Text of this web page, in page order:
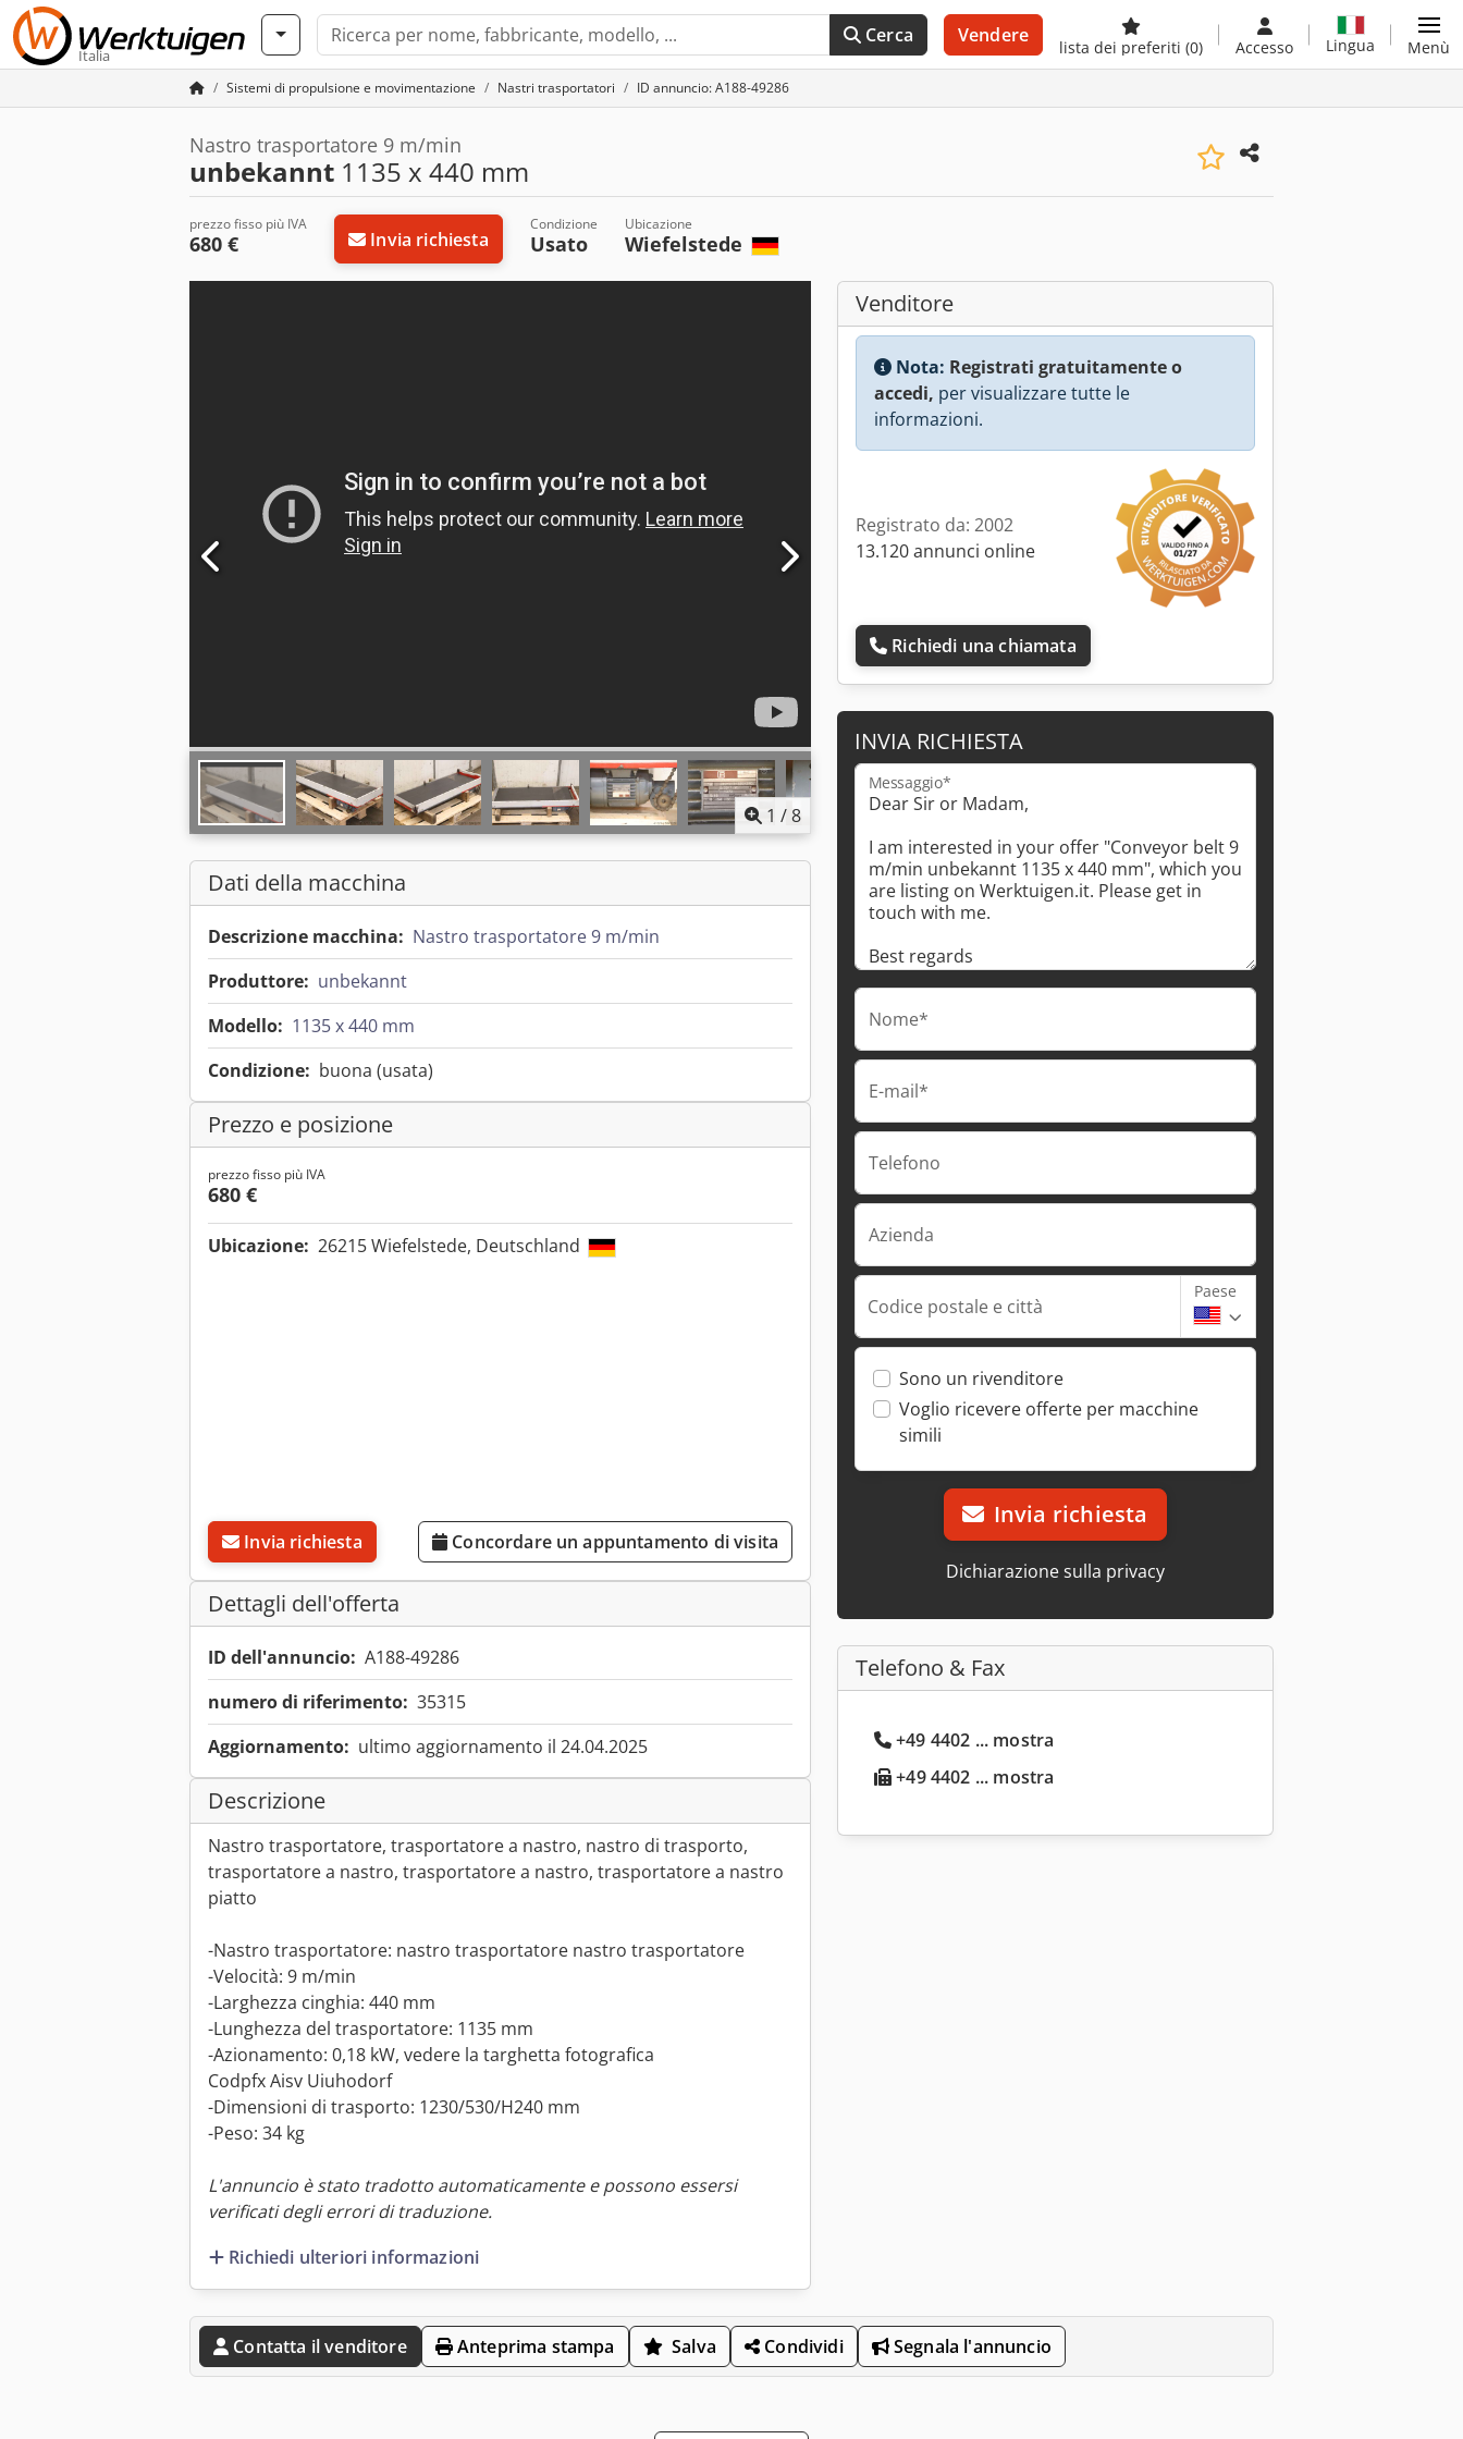
Italia
Cerca Vendere
lista dei preferiti (0) Accesso Lingua Menù
Sistemi di propulsione e movimentazione Nastri trasportatori ID annuncio: A188-49286
Nastro trasportatore 9 m/min
unbekannt 1135 x 440 mm
prezzo fisso più IVA
680 € Invia richiesta
Condizione
Usato
Ubicazione
Wiefelstede
1 /8
Dati della macchina
Descrizione macchina: Nastro trasportatore 9 m/min
Produttore: unbekannt
Modello: 1135 x 440 mm
Condizione: buona (usata)
Prezzo e posizione
prezzo fisso più IVA
680 €
Ubicazione: 26215 Wiefelstede, Deutschland
Invia richiesta Concordare un appuntamento di visita
Dettagli dell'offerta
ID dell'annuncio: A188-49286
numero di riferimento: 35315
Aggiornamento: ultimo aggiornamento il 24.04.2025
Descrizione
Nastro trasportatore, trasportatore a nastro, nastro di trasporto,
trasportatore a nastro, trasportatore a nastro, trasportatore a nastro
piatto
-Nastro trasportatore: nastro trasportatore nastro trasportatore
-Velocità: 9 m/min
-Larghezza cinghia: 440 mm
-Lunghezza del trasportatore: 1135 mm
-Azionamento: 0,18 kW, vedere la targhetta fotografica
Codpfx Aisv Uiuhodorf
-Dimensioni di trasporto: 1230/530/H240 mm
-Peso: 34 kg
L'annuncio è stato tradotto automaticamente e possono essersi
verificati degli errori di traduzione.
Richiedi ulteriori informazioni
Venditore
Nota: Registrati gratuitamente o
accedi, per visualizzare tutte le
informazioni.
Registrato da: 2002
13.120 annunci online
Richiedi una chiamata
INVIA RICHIESTA
Messaggio*
Nome*
E-mail*
Telefono
Azienda
Codice postale e città
Paese
Sono un rivenditore
Voglio ricevere offerte per macchine
simili
Invia richiesta
Dichiarazione sulla privacy
Telefono & Fax
+49 4402 ... mostra
+49 4402 ... mostra
Contatta il venditore Anteprima stampa Salva Condividi Segnala l'annuncio